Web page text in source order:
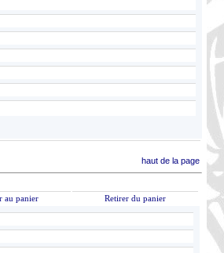
haut de la page
au panier Retirer du panier